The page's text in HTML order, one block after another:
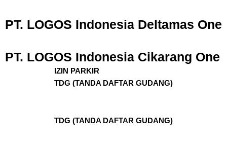
PT. LOGOS Indonesia Deltamas One
PT. LOGOS Indonesia Cikarang One
IZIN PARKIR
TDG (TANDA DAFTAR GUDANG)
TDG (TANDA DAFTAR GUDANG)